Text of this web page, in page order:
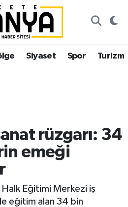
Siyaset Spor Turizm
rüzgarı: 34
emeği
Eğitimi Merkezi iş
eğitim alan 34 bin
Eczaneler
ve Fikstür